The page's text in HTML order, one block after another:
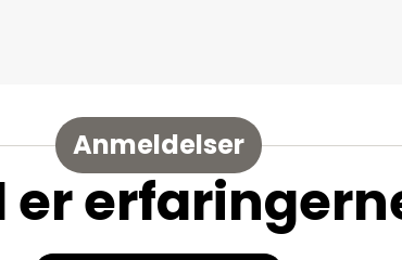
Anmeldelser
er